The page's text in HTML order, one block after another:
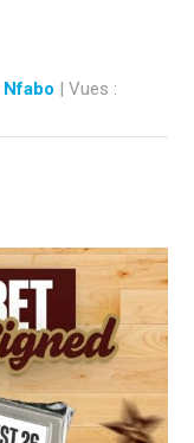
Nfabo | Vues :